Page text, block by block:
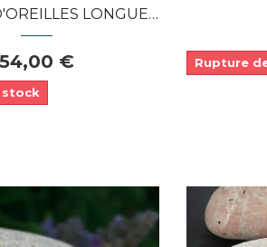
LONGUES DE CREATEUR...
54,00 €
stock
Rupture